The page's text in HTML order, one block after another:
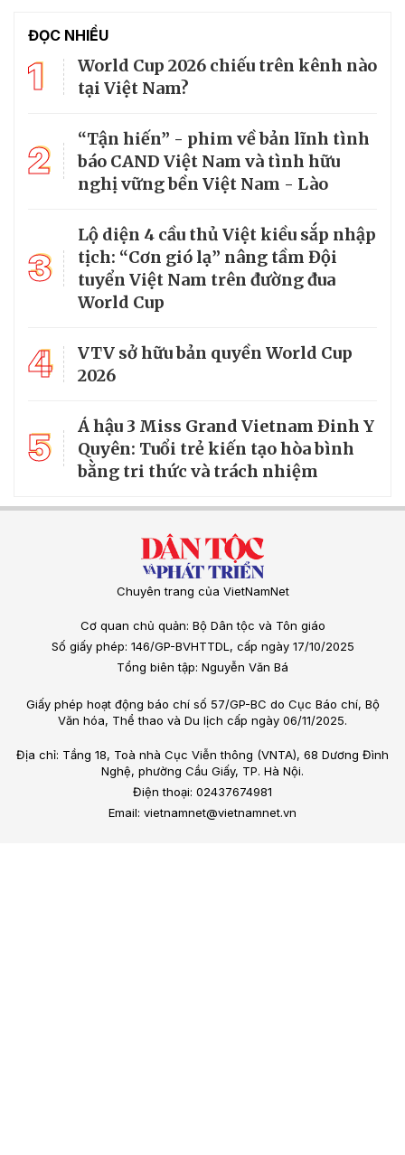
ĐỌC NHIỀU
1
World Cup 2026 chiếu trên kênh nào
tại Việt Nam?
2
“Tận hiến” - phim về bản lĩnh tình
báo CAND Việt Nam và tình hữu
nghị vững bền Việt Nam - Lào
3
Lộ diện 4 cầu thủ Việt kiều sắp nhập
tịch: “Cơn gió lạ” nâng tầm Đội
tuyển Việt Nam trên đường đua
World Cup
4
VTV sở hữu bản quyền World Cup
2026
5
Á hậu 3 Miss Grand Vietnam Đinh Y
Quyên: Tuổi trẻ kiến tạo hòa bình
bằng tri thức và trách nhiệm
Chuyên trang của VietNamNet
Cơ quan chủ quản: Bộ Dân tộc và Tôn giáo
Số giấy phép: 146/GP-BVHTTDL, cấp ngày 17/10/2025
Tổng biên tập: Nguyễn Văn Bá
Giấy phép hoạt động báo chí số 57/GP-BC do Cục Báo chí, Bộ
Văn hóa, Thể thao và Du lịch cấp ngày 06/11/2025.
Địa chỉ: Tầng 18, Toà nhà Cục Viễn thông (VNTA), 68 Dương Đình
Nghệ, phường Cầu Giấy, TP. Hà Nội.
Điện thoại: 02437674981
Email: vietnamnet@vietnamnet.vn